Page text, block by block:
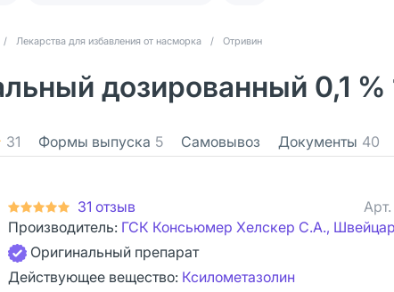
/ Лекарства для избавления от насморка / Отривин
дозированный 0,1 %
31 Формы выпуска 5 Самовывоз Документы 40
31 отзыв Арт.
Производитель: ГСК Консьюмер Хелскер С.А.,
Оригинальный препарат
Действующее вещество: Ксилометазолин